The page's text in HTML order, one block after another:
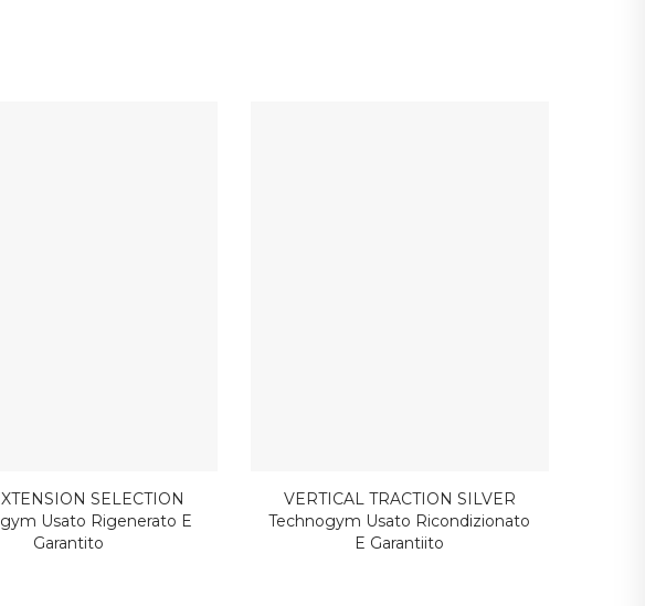
SELECTION
Usato Rigenerato E
Garantito
VERTICAL TRACTION SILVER
Technogym Usato Ricondizionato
E Garantiito